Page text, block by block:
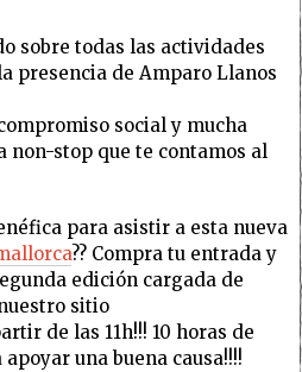
sobre todas las actividades
presencia de Amparo Llanos
social y mucha
non-stop que te contamos al
para asistir a esta nueva
?? Compra tu entrada y
edición cargada de
sitio
de las 11h!!! 10 horas de
una buena causa!!!!